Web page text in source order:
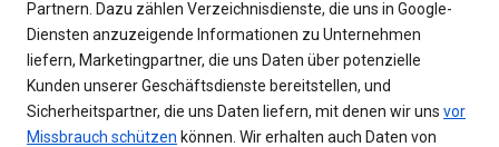
Partnern. Dazu zählen Verzeichnisdienste, die uns in Google-
Diensten anzuzeigende Informationen zu Unternehmen
liefern, Marketingpartner, die uns Daten über potenzielle
Kunden unserer Geschäftsdienste bereitstellen, und
Sicherheitspartner, die uns Daten liefern, mit denen wir uns vor
Missbrauch schützen können. Wir erhalten auch Daten von